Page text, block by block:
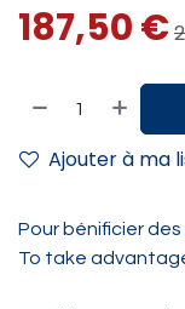
187,50€
Ajouter à ma
Pour bénificier
To take